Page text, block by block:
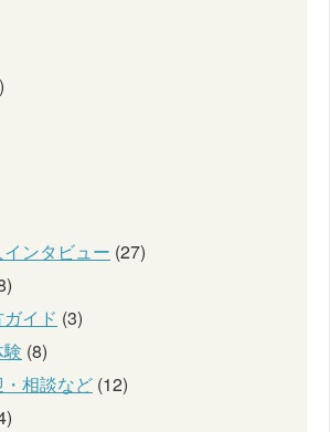
ンタビュー (27)
イド (3)
(8)
相談など (12)